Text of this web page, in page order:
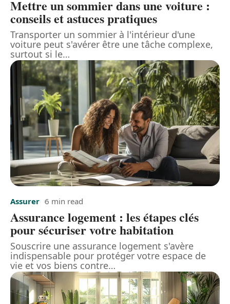
Mettre un sommier dans une voiture :
conseils et astuces pratiques
Transporter un sommier à l'intérieur d'une
voiture peut s'avérer être une tâche complexe,
surtout si le…
Assurer 6 min read
Assurance logement : les étapes clés
pour sécuriser votre habitation
Souscrire une assurance logement s'avère
indispensable pour protéger votre espace de
vie et vos biens contre…